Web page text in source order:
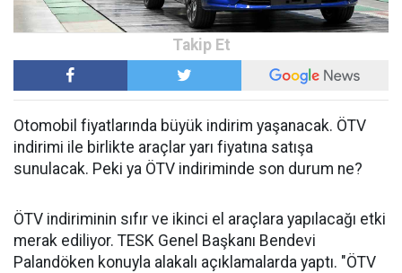
Otomobil fiyatlarında büyük indirim yaşanacak. ÖTV
indirimi ile birlikte araçlar yarı fiyatına satışa
sunulacak. Peki ya ÖTV indiriminde son durum ne?
ÖTV indiriminin sıfır ve ikinci el araçlara yapılacağı etki
merak ediliyor. TESK Genel Başkanı Bendevi
Palandöken konuyla alakalı açıklamalarda yaptı. "ÖTV